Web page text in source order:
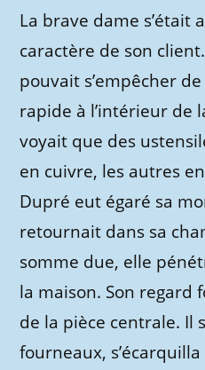
La brave dame s’était
caractère de son
pouvait s’empêcher
rapide à l’intérieur de
voyait que des
en cuivre, les autres
Dupré eut égaré sa
retournait dans sa
somme due, elle
la maison. Son regard
de la pièce centrale. Il
fourneaux,